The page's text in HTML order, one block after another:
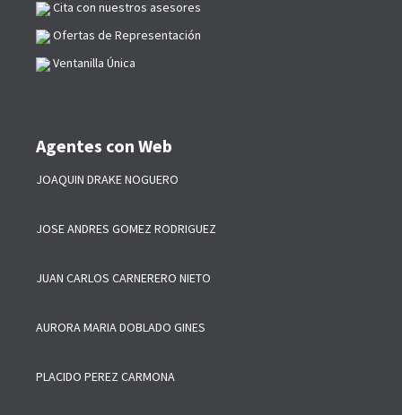
Cita con nuestros asesores
Ofertas de Representación
Ventanilla Única
Agentes con Web
JOAQUIN DRAKE NOGUERO
JOSE ANDRES GOMEZ RODRIGUEZ
JUAN CARLOS CARNERERO NIETO
AURORA MARIA DOBLADO GINES
PLACIDO PEREZ CARMONA